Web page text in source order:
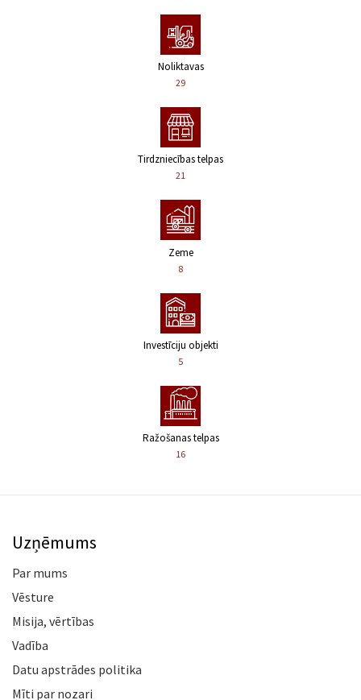
Noliktavas
29
Tirdzniecības telpas
21
Zeme
8
Investīciju objekti
5
Ražošanas telpas
16
Uzņēmums
Par mums
Vēsture
Misija, vērtības
Vadība
Datu apstrādes politika
Mīti par nozari